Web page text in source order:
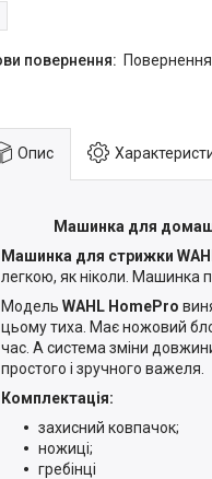
Опис
Машинка для
Машинка для стрижки
легкою, як ніколи. Машинка
Модель WAHL HomePro
цьому тиха. Має ножовий
час. А система зміни
простого і зручного важеля.
Комплектація:
захисний ковпачок;
ножиці;
гребінці